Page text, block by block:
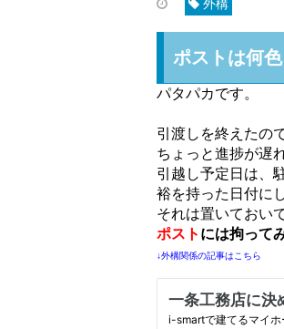
外構
ポストは何
パタパカです。
引渡しを終えたの
ちょっと進捗が遅
引越し予定日は、
裕を持った日付に
それは置いておい
ポスト には拘って
↓外構関係の記事はこちら